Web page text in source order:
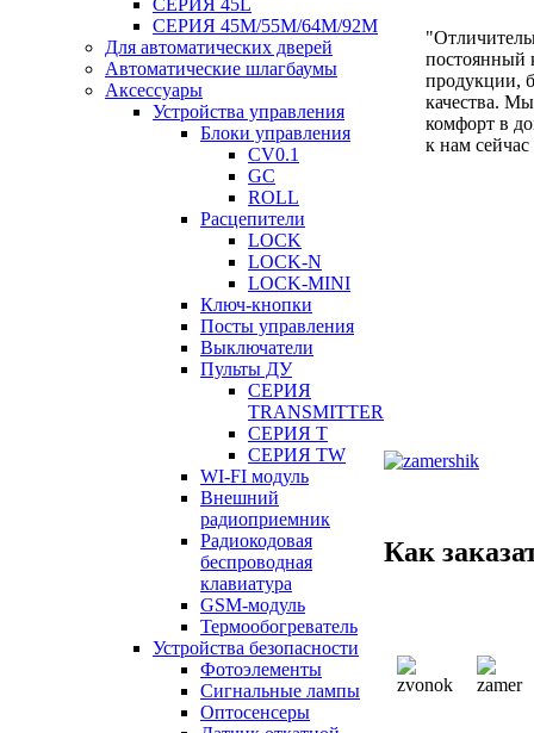
СЕРИЯ 45L
СЕРИЯ 45М/55M/64M/92M
Для автоматических дверей
Автоматические шлагбаумы
Аксессуары
Устройства управления
Блоки управления
CV0.1
GC
ROLL
Расцепители
LOCK
LOCK-N
LOCK-MINI
Ключ-кнопки
Посты управления
Выключатели
Пульты ДУ
СЕРИЯ
TRANSMITTER
СЕРИЯ T
СЕРИЯ TW
WI-FI модуль
Внешний
радиоприемник
Радиокодовая
беспроводная
клавиатура
GSM-модуль
Термообогреватель
Устройства безопасности
Фотоэлементы
Сигнальные лампы
Оптосенсеры
постоянный
продукции,
качества.
комфорт в
к нам
Как